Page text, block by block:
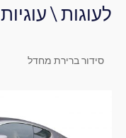
לעוגות \ עוגיות